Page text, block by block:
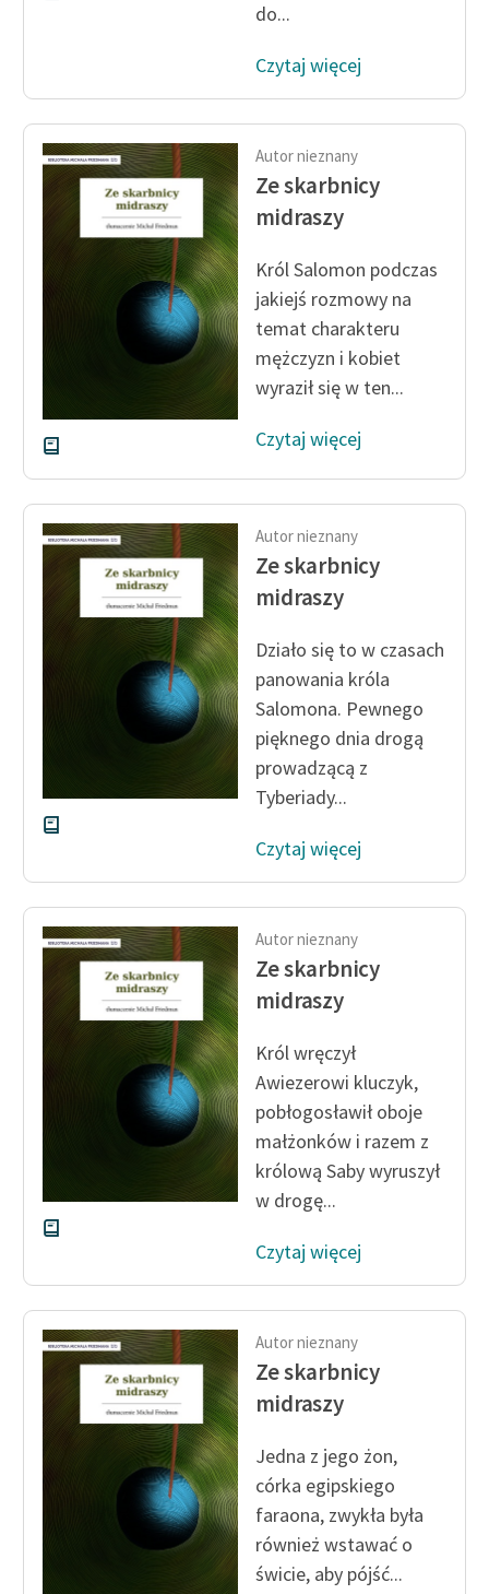
feministycznej
Ręce pełne poezji
Kolekcje edukacyjne
twórców przechodzących
do domeny publicznej,
lektur szkolnych oraz
Starego Testamentu
Odkurzamy bohaterów
O nas
O projekcie
Zasady wykorzystania
Wolnych Lektur
Polityka prywatności
Dane fundacji i
sprawozdania finansowe
Regulamin darowizn
Informacja o treściach
Deklaracja dostępności
do...
Czytaj więcej
Autor nieznany
Ze skarbnicy
midraszy
Król Salomon podczas
jakiejś rozmowy na
temat charakteru
mężczyzn i kobiet
wyraził się w ten...
Czytaj więcej
Autor nieznany
Ze skarbnicy
midraszy
Działo się to w czasach
panowania króla
Salomona. Pewnego
pięknego dnia drogą
prowadzącą z
Tyberiady...
Czytaj więcej
Autor nieznany
Ze skarbnicy
midraszy
Król wręczył
Awiezerowi kluczyk,
pobłogosławił oboje
małżonków i razem z
królową Saby wyruszył
w drogę...
Czytaj więcej
Autor nieznany
Ze skarbnicy
midraszy
Jedna z jego żon,
córka egipskiego
faraona, zwykła była
również wstawać o
świcie, aby pójść...